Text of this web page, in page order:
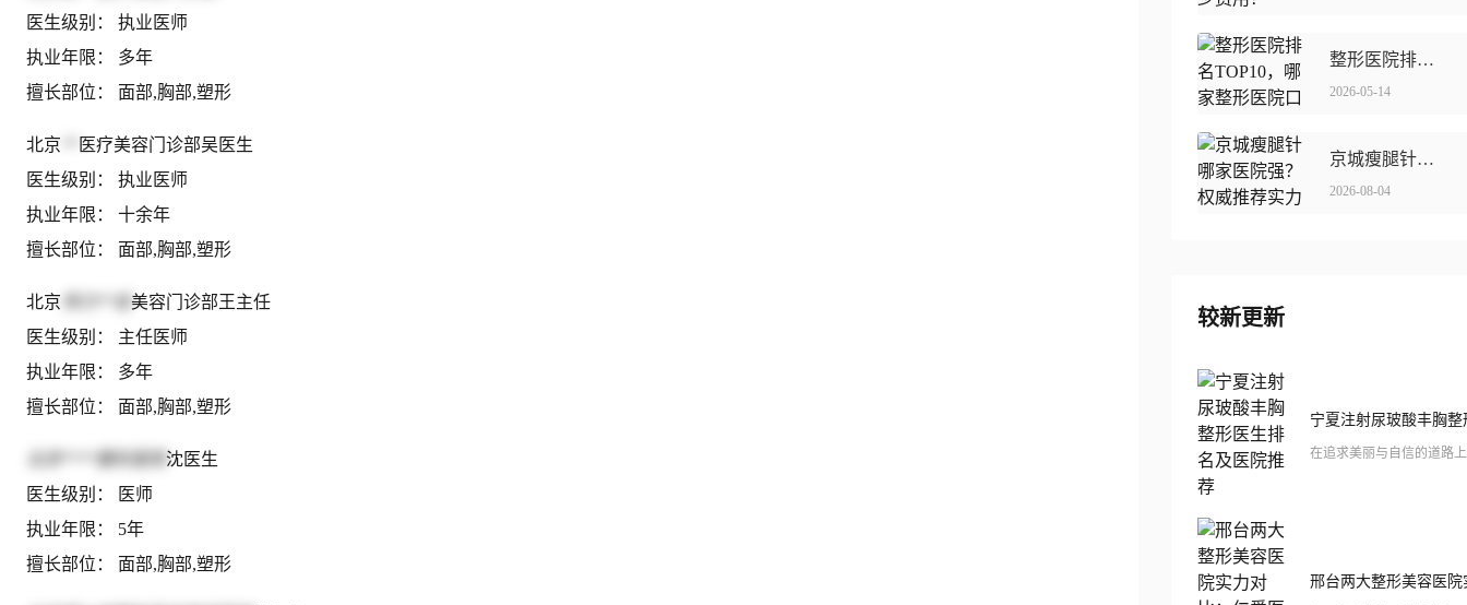
医生级别： 执业医师
执业年限： 多年
擅长部位： 面部,胸部,塑形
北京
医疗美容门诊部吴医生
医生级别： 执业医师
执业年限： 十余年
擅长部位： 面部,胸部,塑形
北京
美容门诊部王主任
医生级别： 主任医师
执业年限： 多年
擅长部位： 面部,胸部,塑形
沈医生
医生级别： 医师
执业年限： 5年
擅长部位： 面部,胸部,塑形
整形医院排名TOP10，哪家整形医院口碑良好
2026-05-14
京城瘦腿针哪家医院强？权威推荐实力之选！
2026-08-04
较新更新